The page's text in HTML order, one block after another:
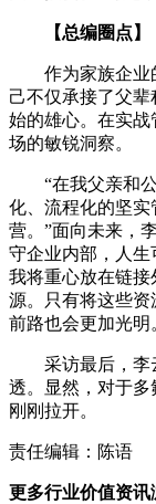
【总编圈点】
作为家族企业
己不仅承接了父
始的雄心。在实
场的敏锐洞察。
“在我父亲和
化、流程化的坚
营。”面向未来，
守企业内部，人生
我将重心放在链
源。只有将这些资
前路也会更加光明
采访最后，李
透。显然，对于
刚刚拉开。
责任编辑：陈语
更多行业价值资